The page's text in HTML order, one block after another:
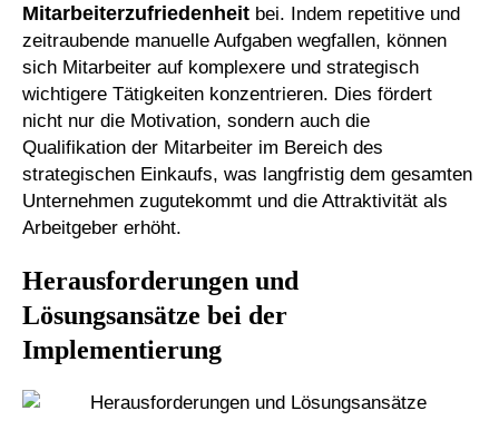
Mitarbeiterzufriedenheit bei. Indem repetitive und
zeitraubende manuelle Aufgaben wegfallen, können
sich Mitarbeiter auf komplexere und strategisch
wichtigere Tätigkeiten konzentrieren. Dies fördert
nicht nur die Motivation, sondern auch die
Qualifikation der Mitarbeiter im Bereich des
strategischen Einkaufs, was langfristig dem gesamten
Unternehmen zugutekommt und die Attraktivität als
Arbeitgeber erhöht.
Herausforderungen und
Lösungsansätze bei der
Implementierung